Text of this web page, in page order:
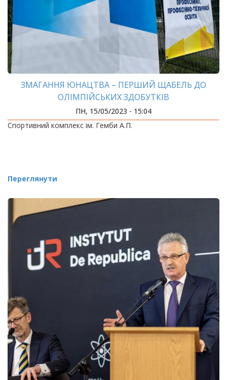
ЗМАГАННЯ ЮНАЦТВА – ПЕРШИЙ ЩАБЕЛЬ ДО
ОЛІМПІЙСЬКИХ ЗДОБУТКІВ
ПН, 15/05/2023 - 15:04
Спортивний комплекс ім. Гемби А.П.
Переглянути